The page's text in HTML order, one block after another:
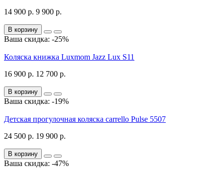
14 900 р. 9 900 р.
В корзину
Ваша скидка: -25%
Коляска книжка Luxmom Jazz Lux S11
16 900 р. 12 700 р.
В корзину
Ваша скидка: -19%
Детская прогулочная коляска carrello Pulse 5507
24 500 р. 19 900 р.
В корзину
Ваша скидка: -47%